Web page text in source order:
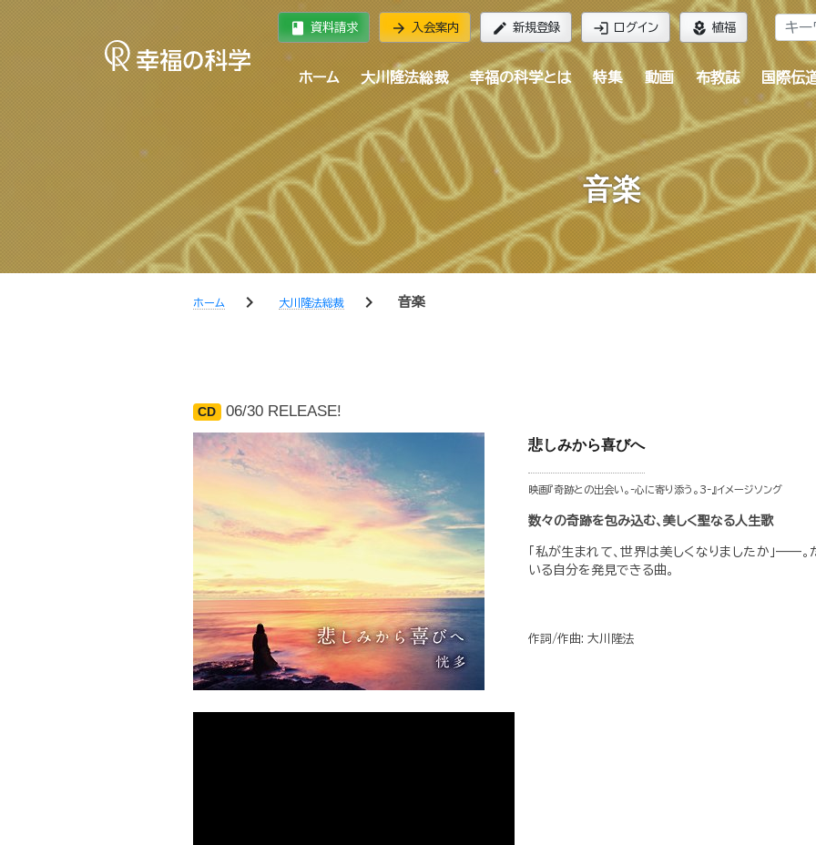
book 資料請求 arrow_forward 入会案内 edit 新規登録 login ログイン local_florist 植福
ホーム 大川隆法総裁 幸福の科学とは 特集 動画 布教誌 国際伝
音楽
ホーム chevron_right 大川隆法総裁 chevron_right 音楽
CD 06/30 RELEASE!
悲しみから喜びへ
映画『奇跡との出会い。-心に寄り添う。3-』イメージソング
数々の奇跡を包み込む、美しく聖なる人生歌
「私が生まれて、世界は美しくなりましたか」——
いる自分を発見できる曲。
作詞/作曲: 大川隆法